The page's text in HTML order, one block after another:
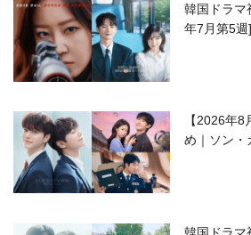
韓国ドラマ
年7月第5週
【2026年
め｜ソン・